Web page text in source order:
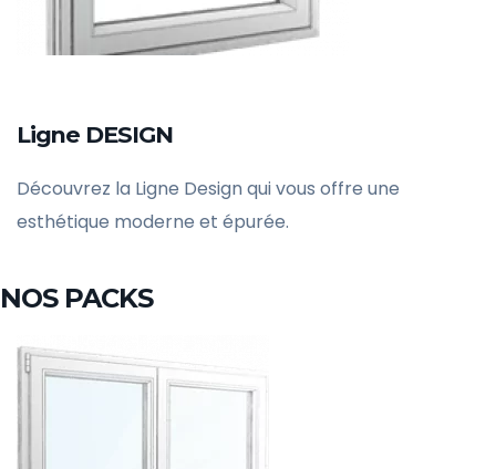
Ligne DESIGN
Découvrez la Ligne Design qui vous offre une
esthétique moderne et épurée.
NOS PACKS